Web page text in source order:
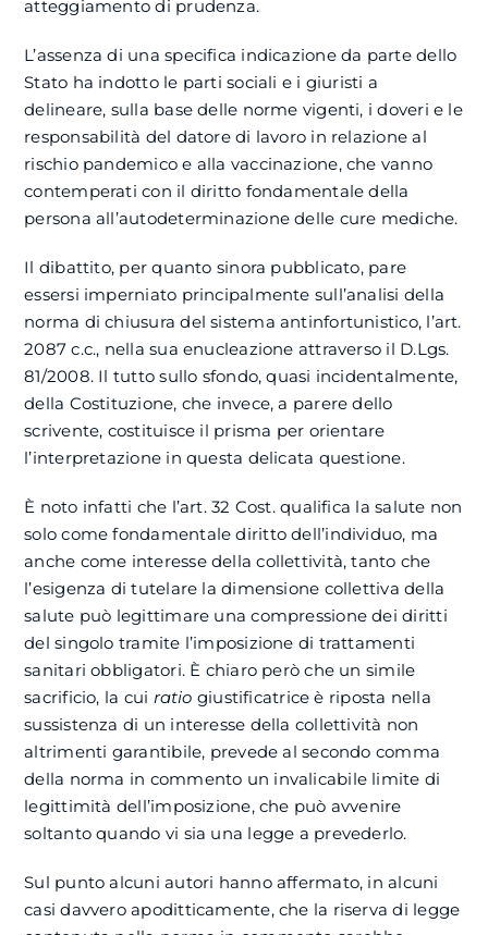
atteggiamento di prudenza.
L’assenza di una specifica indicazione da parte dello
Stato ha indotto le parti sociali e i giuristi a
delineare, sulla base delle norme vigenti, i doveri e le
responsabilità del datore di lavoro in relazione al
rischio pandemico e alla vaccinazione, che vanno
contemperati con il diritto fondamentale della
persona all’autodeterminazione delle cure mediche.
Il dibattito, per quanto sinora pubblicato, pare
essersi imperniato principalmente sull’analisi della
norma di chiusura del sistema antinfortunistico, l’art.
2087 c.c., nella sua enucleazione attraverso il D.Lgs.
81/2008. Il tutto sullo sfondo, quasi incidentalmente,
della Costituzione, che invece, a parere dello
scrivente, costituisce il prisma per orientare
l’interpretazione in questa delicata questione.
È noto infatti che l’art. 32 Cost. qualifica la salute non
solo come fondamentale diritto dell’individuo, ma
anche come interesse della collettività, tanto che
l’esigenza di tutelare la dimensione collettiva della
salute può legittimare una compressione dei diritti
del singolo tramite l’imposizione di trattamenti
sanitari obbligatori. È chiaro però che un simile
sacrificio, la cui ratio giustificatrice è riposta nella
sussistenza di un interesse della collettività non
altrimenti garantibile, prevede al secondo comma
della norma in commento un invalicabile limite di
legittimità dell’imposizione, che può avvenire
soltanto quando vi sia una legge a prevederlo.
Sul punto alcuni autori hanno affermato, in alcuni
casi davvero apoditticamente, che la riserva di legge